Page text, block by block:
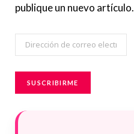
publique un nuevo artículo.
Dirección
correo
SUSCRIBIRME